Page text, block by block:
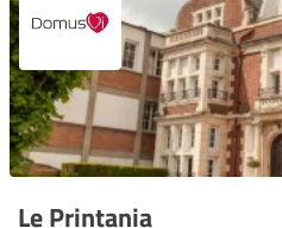
Le Printania